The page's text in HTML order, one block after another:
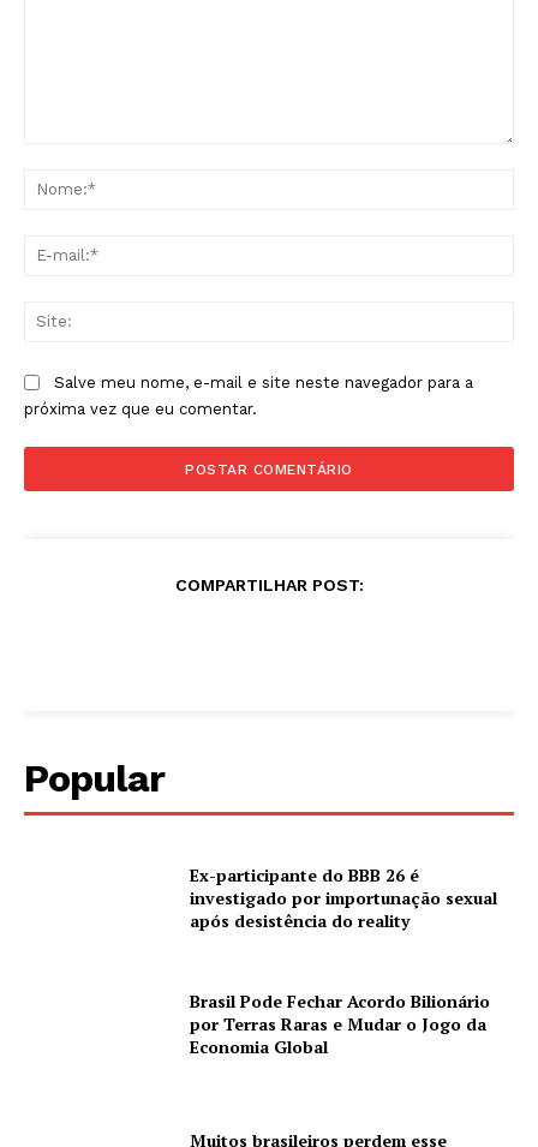
Salve meu nome, e-mail e site neste navegador para a
próxima vez que eu comentar.
COMPARTILHAR POST:
Popular
Ex-participante do BBB 26 é
investigado por importunação sexual
após desistência do reality
Brasil Pode Fechar Acordo Bilionário
por Terras Raras e Mudar o Jogo da
Economia Global
Muitos brasileiros perdem esse